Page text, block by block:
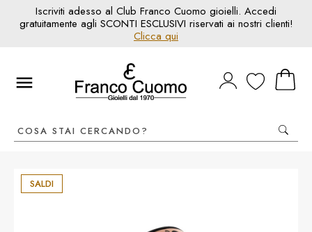
Iscriviti adesso al Club Franco Cuomo gioielli. Accedi
gratuitamente agli SCONTI ESCLUSIVI riservati ai nostri clienti!
Clicca qui
SALDI